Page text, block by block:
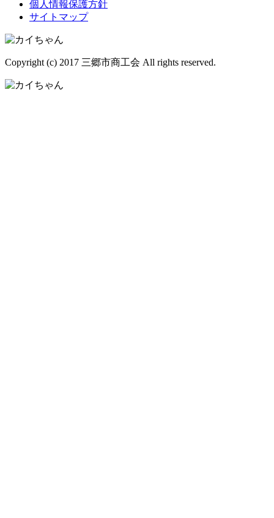
個人情報保護方針
サイトマップ
Copyright (c) 2017 三郷市商工会 All rights reserved.